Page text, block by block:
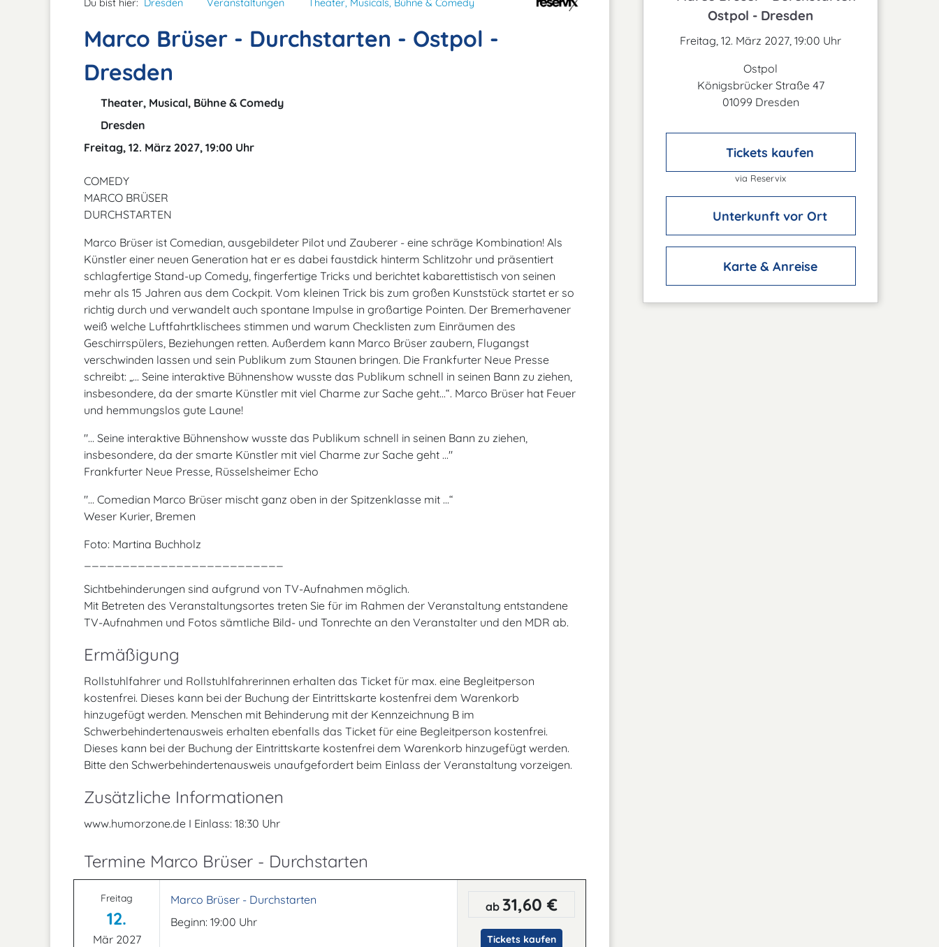
Du bist hier: Dresden Veranstaltungen Theater, Musicals, Bühne & Comedy
Marco Brüser - Durchstarten - Ostpol -
Dresden
Theater, Musical, Bühne & Comedy
Dresden
Freitag, 12. März 2027, 19:00 Uhr
COMEDY
MARCO BRÜSER
DURCHSTARTEN
Marco Brüser ist Comedian, ausgebildeter Pilot und Zauberer - eine schräge Kombination! Als
Künstler einer neuen Generation hat er es dabei faustdick hinterm Schlitzohr und präsentiert
schlagfertige Stand-up Comedy, fingerfertige Tricks und berichtet kabarettistisch von seinen
mehr als 15 Jahren aus dem Cockpit. Vom kleinen Trick bis zum großen Kunststück startet er so
richtig durch und verwandelt auch spontane Impulse in großartige Pointen. Der Bremerhavener
weiß welche Luftfahrtklischees stimmen und warum Checklisten zum Einräumen des
Geschirrspülers, Beziehungen retten. Außerdem kann Marco Brüser zaubern, Flugangst
verschwinden lassen und sein Publikum zum Staunen bringen. Die Frankfurter Neue Presse
schreibt: „... Seine interaktive Bühnenshow wusste das Publikum schnell in seinen Bann zu ziehen,
insbesondere, da der smarte Künstler mit viel Charme zur Sache geht...“. Marco Brüser hat Feuer
und hemmungslos gute Laune!
"... Seine interaktive Bühnenshow wusste das Publikum schnell in seinen Bann zu ziehen,
insbesondere, da der smarte Künstler mit viel Charme zur Sache geht ..."
Frankfurter Neue Presse, Rüsselsheimer Echo
"... Comedian Marco Brüser mischt ganz oben in der Spitzenklasse mit ...“
Weser Kurier, Bremen
Foto: Martina Buchholz
Sichtbehinderungen sind aufgrund von TV-Aufnahmen möglich.
Mit Betreten des Veranstaltungsortes treten Sie für im Rahmen der Veranstaltung entstandene
TV-Aufnahmen und Fotos sämtliche Bild- und Tonrechte an den Veranstalter und den MDR ab.
Ermäßigung
Rollstuhlfahrer und Rollstuhlfahrerinnen erhalten das Ticket für max. eine Begleitperson
kostenfrei. Dieses kann bei der Buchung der Eintrittskarte kostenfrei dem Warenkorb
hinzugefügt werden. Menschen mit Behinderung mit der Kennzeichnung B im
Schwerbehindertenausweis erhalten ebenfalls das Ticket für eine Begleitperson kostenfrei.
Dieses kann bei der Buchung der Eintrittskarte kostenfrei dem Warenkorb hinzugefügt werden.
Bitte den Schwerbehindertenausweis unaufgefordert beim Einlass der Veranstaltung vorzeigen.
Zusätzliche Informationen
www.humorzone.de I Einlass: 18:30 Uhr
Termine Marco Brüser - Durchstarten
Freitag
12.
Mär 2027
Marco Brüser - Durchstarten
Beginn: 19:00 Uhr
ab 31,60 €
Tickets kaufen
Ostpol - Dresden
Freitag, 12. März 2027, 19:00 Uhr
Ostpol
Königsbrücker Straße 47
01099 Dresden
Tickets kaufen
via Reservix
Unterkunft vor Ort
Karte & Anreise